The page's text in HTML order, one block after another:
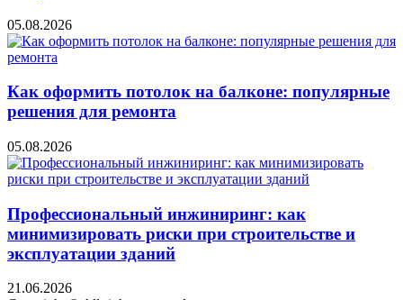
05.08.2026
Как оформить потолок на балконе: популярные
решения для ремонта
05.08.2026
Профессиональный инжиниринг: как
минимизировать риски при строительстве и
эксплуатации зданий
21.06.2026